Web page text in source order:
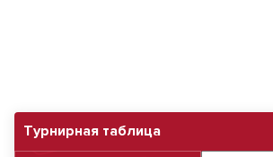
Турнирная таблица